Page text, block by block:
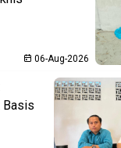
06-Aug-2026
Basis